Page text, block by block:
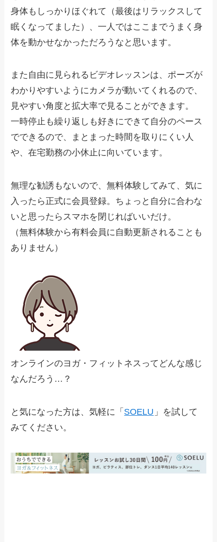
身体もしっかりほぐれて
（最後はリラックスして
眠くなってました） 、一人ではここまでうまく身
体を動かせなかっただろうなと思います。
また自由に見られるビデオレッスンは、ポーズが
わかりやすいようにカメラが動いてくれるので、
見やすい角度と拡大率で見ることができます。
一時停止も繰り返しも好きにできて自分のペース
でできるので、
まとまった時間を取りにくい人
や、在宅勤務の小休止に向いています。
無理な勧誘もないので、無料体験してみて、気に
入ったら正式に会員登録。ちょっと自分に合わな
いと思ったらスマホを閉じればいいだけ。
（無料体験から有料会員に自動更新されることも
ありません）
オンラインのヨガ・フィットネスってどんな感じ
なんだろう…？
と気になった方は、気軽に「 SOELU 」を試して
みてください。